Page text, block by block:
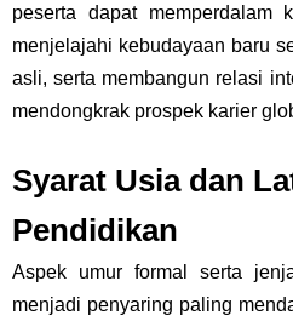
peserta dapat memperdalam
menjelajahi kebudayaan baru
asli, serta membangun relasi
mendongkrak prospek karier
Syarat Usia dan
Pendidikan
Aspek umur formal serta
menjadi penyaring paling